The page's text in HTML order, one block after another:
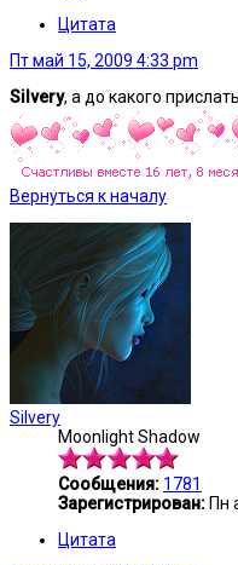
Цитата
Пт май 15, 2009 4:33 pm
Silvery, а до какого
Вернуться к началу
Silvery
Moonlight Shadow
Сообщения: 1781
Зарегистрирован: Пн
Цитата